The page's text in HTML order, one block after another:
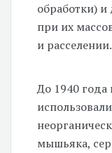
обработки) и
при их
и расселении.
До 1940 года
мышьяка,